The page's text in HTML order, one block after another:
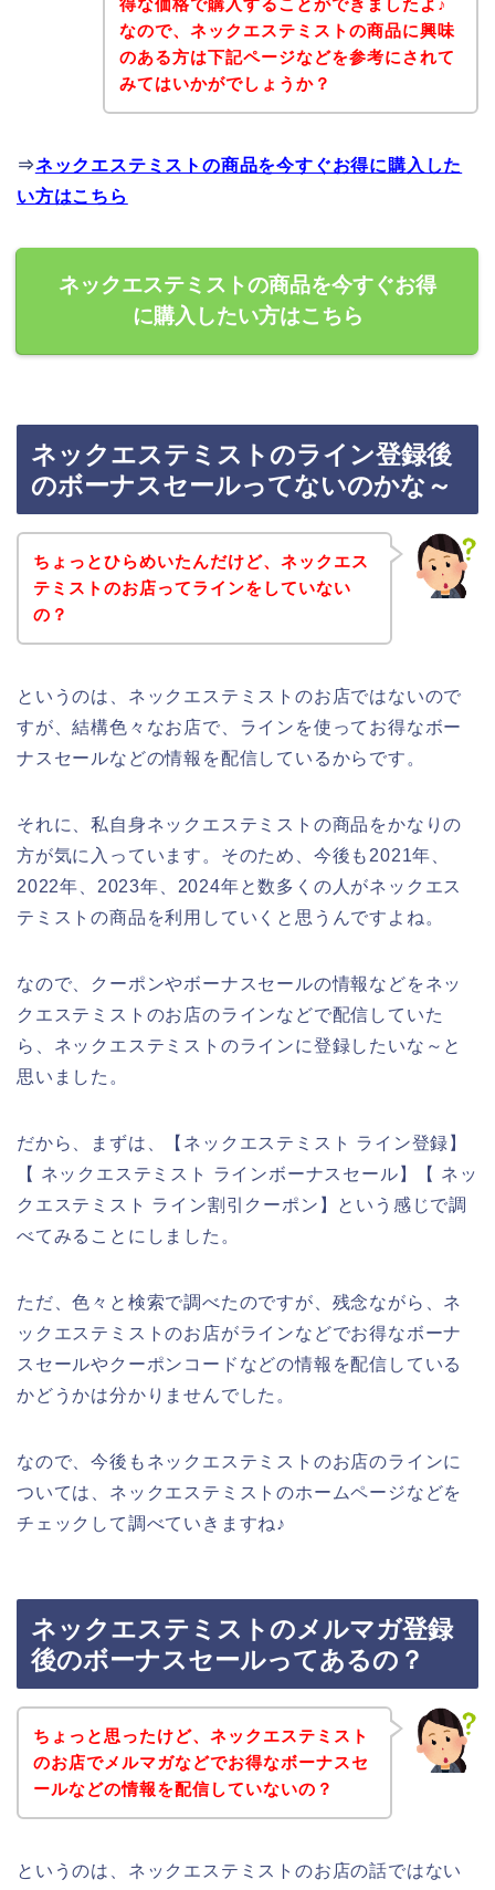
得な価格で購入することができましたよ♪
なので、ネックエステミストの商品に興味
のある方は下記ページなどを参考にされて
みてはいかがでしょうか？
⇒ネックエステミストの商品を今すぐお得に購入した
い方はこちら
ネックエステミストの商品を今すぐお得
に購入したい方はこちら
ネックエステミストのライン登録後
のボーナスセールってないのかな～
ちょっとひらめいたんだけど、ネックエス
テミストのお店ってラインをしていない
の？
というのは、ネックエステミストのお店ではないので
すが、結構色々なお店で、ラインを使ってお得なボー
ナスセールなどの情報を配信しているからです。
それに、私自身ネックエステミストの商品をかなりの
方が気に入っています。そのため、今後も2021年、
2022年、2023年、2024年と数多くの人がネックエス
テミストの商品を利用していくと思うんですよね。
なので、クーポンやボーナスセールの情報などをネッ
クエステミストのお店のラインなどで配信していた
ら、ネックエステミストのラインに登録したいな～と
思いました。
だから、まずは、【ネックエステミスト ライン登録】
【 ネックエステミスト ラインボーナスセール】【 ネッ
クエステミスト ライン割引クーポン】という感じで調
べてみることにしました。
ただ、色々と検索で調べたのですが、残念ながら、ネ
ックエステミストのお店がラインなどでお得なボーナ
スセールやクーポンコードなどの情報を配信している
かどうかは分かりませんでした。
なので、今後もネックエステミストのお店のラインに
ついては、ネックエステミストのホームページなどを
チェックして調べていきますね♪
ネックエステミストのメルマガ登録
後のボーナスセールってあるの？
ちょっと思ったけど、ネックエステミスト
のお店でメルマガなどでお得なボーナスセ
ールなどの情報を配信していないの？
というのは、ネックエステミストのお店の話ではない